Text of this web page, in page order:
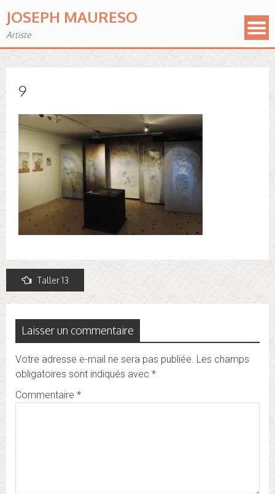
JOSEPH MAURESO
Artiste
9
Navigation
de
Taller 13
Laisser un commentaire
Votre adresse e-mail ne sera pas publiée. Les champs
obligatoires sont indiqués avec *
Commentaire *